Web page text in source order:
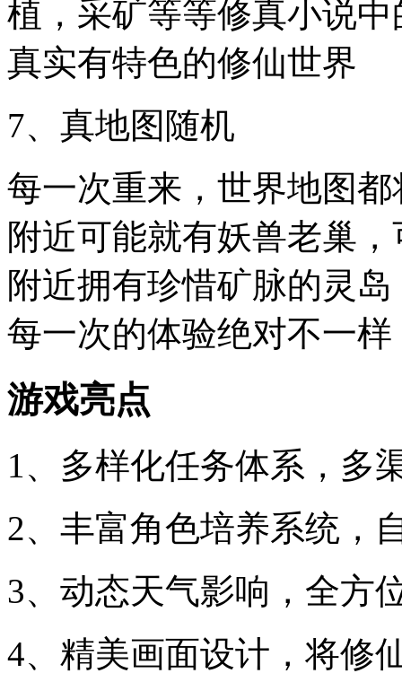
植，采矿等等修真小说
真实有特色的修仙世界
7、真地图随机
每一次重来，世界地图
附近可能就有妖兽老巢
附近拥有珍惜矿脉的灵
每一次的体验绝对不一样
游戏亮点
1、多样化任务体系，多
2、丰富角色培养系统，
3、动态天气影响，全方
4、精美画面设计，将修